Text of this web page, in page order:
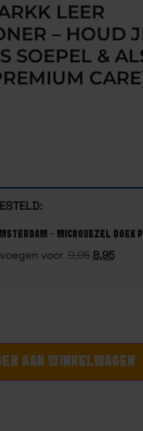
LEER
– HOUD
SOEPEL &
- MICROVEZEL DOEK
voor 9,95 8,95
AAN WINKELWAGEN